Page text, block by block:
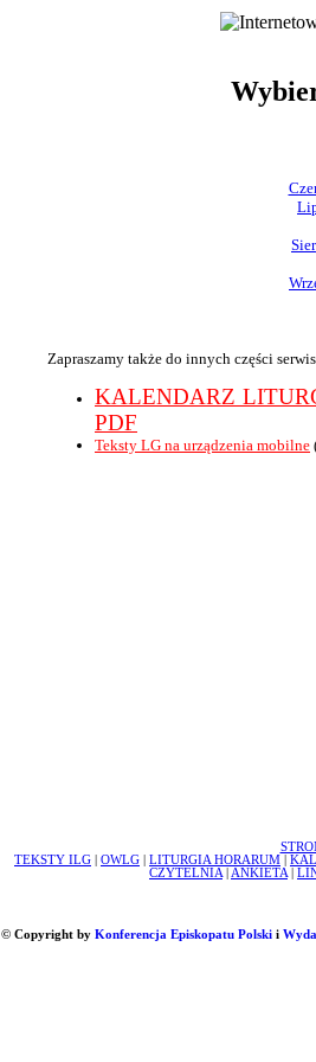
Zapraszamy także do innych części
KALENDARZ
PDF
Teksty LG na urządzenia mobilne
TEKSTY ILG
OWLG LITURGIA HORARUM
CZYTELNIA
ANKIETA
© Copyright by Konferencja Episkopatu Polskii